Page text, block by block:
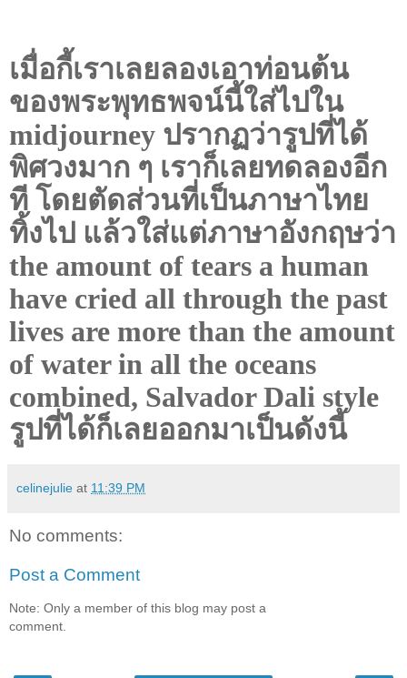
เมื่อกี้เราเลยลองเอาท่อนต้น
ของพระพุทธพจน์นี้ใส่ไปใน
midjourney ปรากฏว่ารูปที่ได้
พิศวงมาก ๆ เราก็เลยทดลองอีก
ที โดยตัดส่วนที่เป็นภาษาไทย
ทิ้งไป แล้วใส่แต่ภาษาอังกฤษว่า
the amount of tears a human
have cried all through the past
lives are more than the amount
of water in all the oceans
combined, Salvador Dali style
รูปที่ได้ก็เลยออกมาเป็นดังนี้
celinejulie at 11:39 PM
No comments:
Post a Comment
Note: Only a member of this blog may post a
comment.